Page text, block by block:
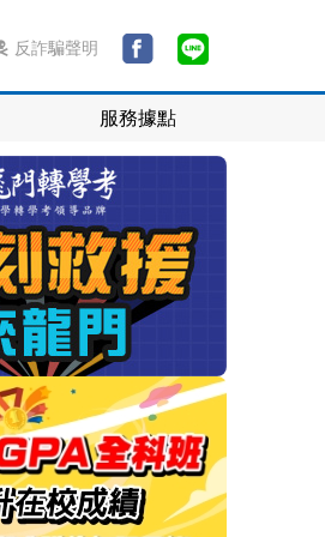
反詐騙聲明
服務據點